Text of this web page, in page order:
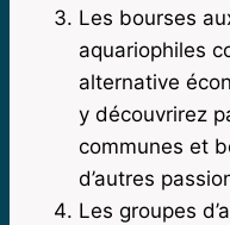
Les bourses
aquariophiles
alternative
y découvrirez
communes et
d’autres
Les groupes